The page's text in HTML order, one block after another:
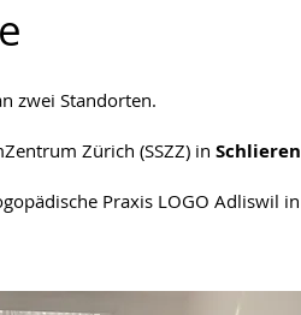
zwei Standorten.
Zürich (SSZZ) in Schlieren
Praxis LOGO Adliswil in